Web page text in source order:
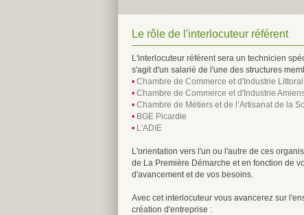
Le rôle de l'interlocuteur référent
L'interlocuteur référent sera un technicien
s'agit d'un salarié de l'une des structures
• Chambre de Commerce et d'Industrie
• Chambre de Commerce et d'Industrie
• Chambre de Métiers et de l’Artisanat de la
• BGE Picardie
• L'ADIE
L'orientation vers l'un ou l'autre de ces
de La Première Démarche et en fonction de
d'avancement et de vos besoins.
Avec cet interlocuteur vous avancerez sur
création d'entreprise :